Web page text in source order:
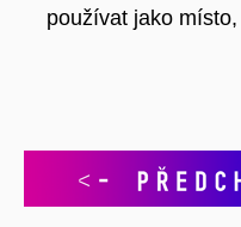
používat jako